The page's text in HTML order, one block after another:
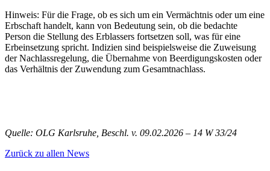
Hinweis: Für die Frage, ob es sich um ein Vermächtnis oder um eine
Erbschaft handelt, kann von Bedeutung sein, ob die bedachte
Person die Stellung des Erblassers fortsetzen soll, was für eine
Erbeinsetzung spricht. Indizien sind beispielsweise die Zuweisung
der Nachlassregelung, die Übernahme von Beerdigungskosten oder
das Verhältnis der Zuwendung zum Gesamtnachlass.
Quelle: OLG Karlsruhe, Beschl. v. 09.02.2026 – 14 W 33/24
Zurück zu allen News